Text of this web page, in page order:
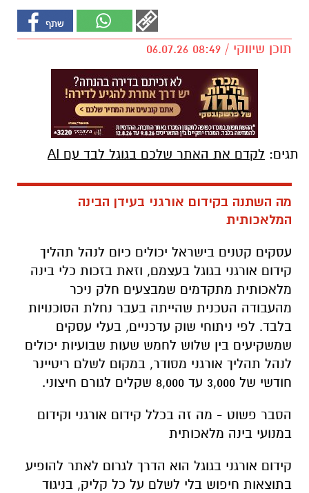
תוכן שיווקי / 08:49 06.07.26
תגים: לקדם את האתר שלכם בגוגל לבד עם AI
מה השתנה בקידום אורגני בעידן הבינה
המלאכותית
עסקים קטנים בישראל יכולים כיום לנהל תהליך
קידום אורגני בגוגל בעצמם, וזאת בזכות כלי בינה
מלאכותית מתקדמים שמבצעים חלק ניכר
מהעבודה הטכנית שהייתה בעבר נחלת הסוכנויות
בלבד. לפי ניתוחי שוק עדכניים, בעלי עסקים
שמשקיעים בין שלוש לחמש שעות שבועיות יכולים
לנהל תהליך אורגני מסודר, במקום לשלם ריטיינר
חודשי של 3,000 עד 8,000 שקלים לגורם חיצוני.
הסבר פשוט - מה זה בכלל קידום אורגני וקידום
במנועי בינה מלאכותית
קידום אורגני בגוגל הוא הדרך לגרום לאתר להופיע
בתוצאות חיפוש בלי לשלם על כל קליק, בניגוד